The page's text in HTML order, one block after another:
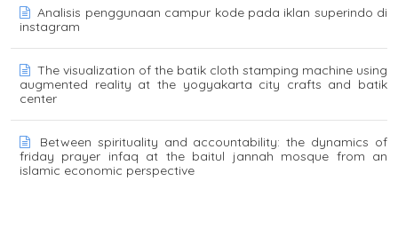
Analisis penggunaan campur kode pada iklan superindo di
instagram
The visualization of the batik cloth stamping machine using
augmented reality at the yogyakarta city crafts and batik
center
Between spirituality and accountability: the dynamics of
friday prayer infaq at the baitul jannah mosque from an
islamic economic perspective